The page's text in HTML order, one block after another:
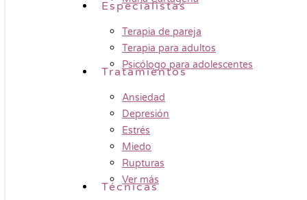
Especialistas
Terapia de pareja
Terapia para adultos
Psicólogo para adolescentes
Tratamientos
Ansiedad
Depresión
Estrés
Miedo
Rupturas
Ver más
Técnicas